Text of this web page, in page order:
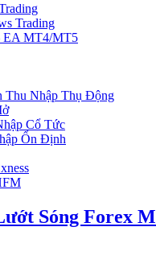
Trading
EA MT4/MT5
Thu Nhập Thụ Động
Cổ Tức
Ổn Định
Sóng Forex